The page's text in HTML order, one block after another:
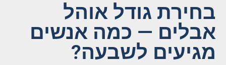
בחירת גודל אוהל
אבלים — כמה אנשים
מגיעים לשבעה?